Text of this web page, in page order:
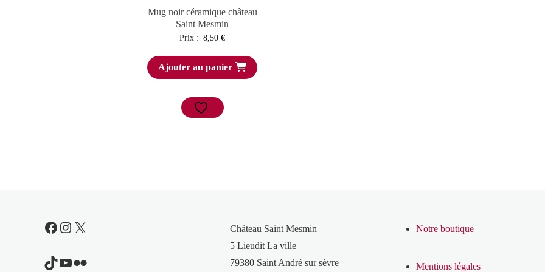
Mug noir céramique château
Saint Mesmin
Prix : 8,50€
Ajouter au panier
Facebook
Instagram
X
TikTok
YouTube
Flickr
Château Saint Mesmin
5 Lieudit La ville
79380 Saint André sur sèvre
Notre boutique
Mentions légales